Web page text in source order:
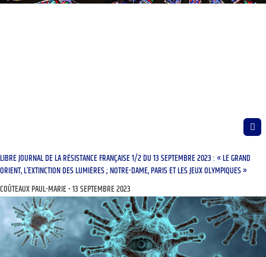
LIBRE JOURNAL DE LA RÉSISTANCE FRANÇAISE 1/2 DU 13 SEPTEMBRE 2023 : « LE GRAND
ORIENT, L’EXTINCTION DES LUMIÈRES ; NOTRE-DAME, PARIS ET LES JEUX OLYMPIQUES »
COÛTEAUX PAUL-MARIE 13 SEPTEMBRE 2023